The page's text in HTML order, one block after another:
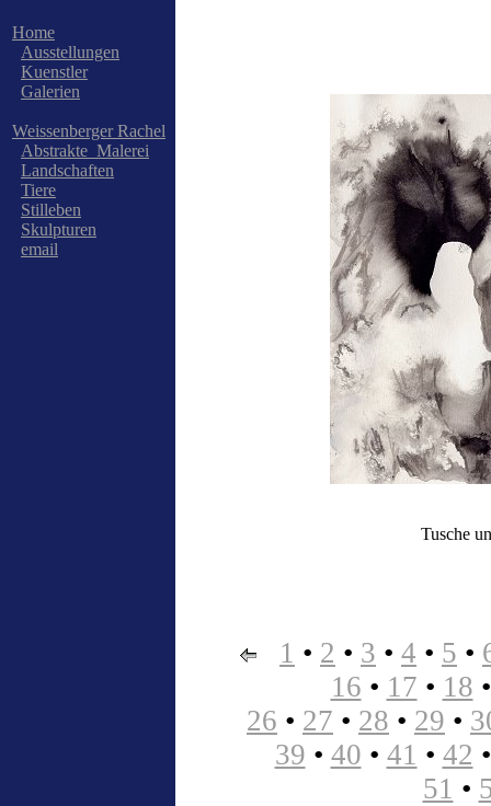
Home
Ausstellungen
Kuenstler
Galerien
Weissenberger Rachel
Abstrakte_Malerei
Landschaften
Tiere
Stilleben
Skulpturen
email
Tusche
1 • 2 • 3 • 4 • 5 •
16 • 17 • 18
26 • 27 • 28 • 29 •
39 • 40 • 41 • 42
51 •